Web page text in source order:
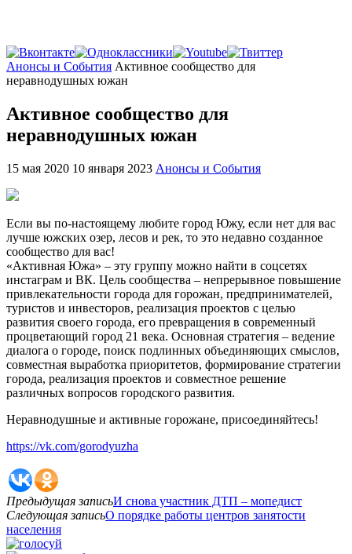
Главная
Анонсы и События Активное сообщество для
неравнодушных южан
Активное сообщество для
неравнодушных южан
15 мая 2020 10 января 2023 Анонсы и События
Если вы по-настоящему любите город Южу, если нет для вас
лучше южских озер, лесов и рек, то это недавно созданное
сообщество для вас!
«Активная Южа» – эту группу можно найти в соцсетях
инстаграм и ВК. Цель сообщества – непрерывное повышение
привлекательности города для горожан, предпринимателей,
туристов и инвесторов, реализация проектов с целью
развития своего города, его превращения в современный
процветающий город 21 века. Основная стратегия – ведение
диалога о городе, поиск подлинных объединяющих смыслов,
совместная выработка приоритетов, формирование стратегии
города, реализация проектов и совместное решение
различных вопросов городского развития.
Неравнодушные и активные горожане, присоединяйтесь!
https://vk.com/gorodyuzha
Предыдущая записьИ снова участник ДТП – мопедист
Следующая записьО порядке работы центров занятости
населения